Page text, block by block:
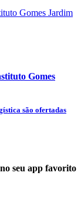
Gomes
são ofertadas
seu app favorito